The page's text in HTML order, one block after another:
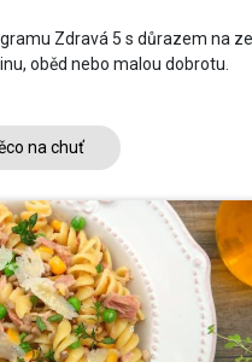
Zdravá 5 s důrazem na
oběd nebo malou dobrotu.
na chuť